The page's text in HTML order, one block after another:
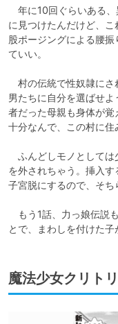
年に10回ぐらいある、
に見つけたんだけど、
股ポージングによる腰振
ていい。
村の伝統で性奴隷にさ
男たちに自分を選ばせ
者だった母親も身体が
十分なんで、この村に住
ふんどしモノとしては
を外されちゃう。挿入
子宮脱にするので、そち
もう1話、力っ娘伝説
とで、まわしを付けた子
魔法少女クリト